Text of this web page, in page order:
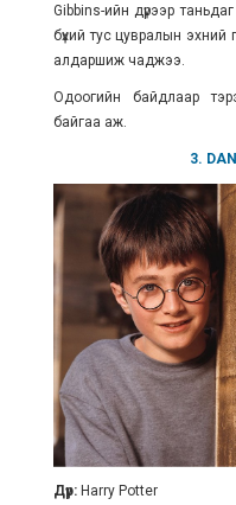
Gibbins-ийн дүрээр
бүхий тус цувралын эхний
алдаршиж чаджээ.
Одоогийн байдлаар
байгаа аж.
3.
Дүр: Harry Potter